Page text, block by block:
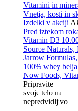
Vitamini in
Vnetja, kosti in
Izdelki v akciji
Pred iztekom
Vitamin D3
Source
Jarrow
100% whey
Now Foods,
Pripravite
svoje telo na
nepredvidljivo